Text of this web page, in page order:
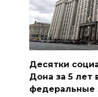
Десятки
Дона за 5 лет
федеральные